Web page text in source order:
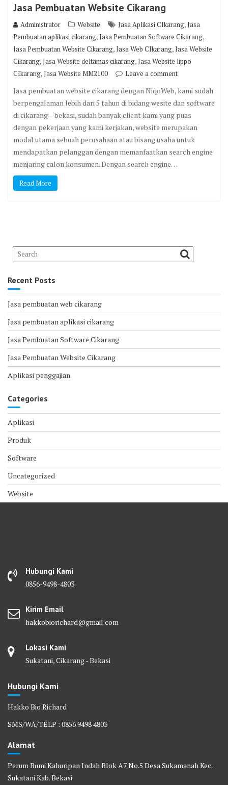
Jasa Pembuatan Website Cikarang
Administrator Website Jasa Aplikasi CIkarang,Jasa
Pembuatan aplikasi cikarang,Jasa Pembuatan Software Cikarang,
Jasa Pembuatan Website Cikarang,Jasa Web CIkarang,Jasa Website
Cikarang,Jasa Website deltamas cikarang,Jasa Website lippo
CIkarang,Jasa Website MM2100 Leave a comment
Jasa pembuatan website cikarang dengan NiqoWeb, kami sudah
berpengalaman lebih dari 5 tahun di bidang wesite dan software
di cikarang – bekasi, sudah banyak client kami yang puas
dengan pekerjaan yang kami kerjakan, website merupakan
modal utama sebuah perusahaan atau bisang usaha untuk
mendapatkan pelanggan dengan memanfaatkan search engine
menjaring calon konsumen. Dengan search engine…
Read More
Recent Posts
Jasa pembuatan web cikarang
Jasa pembuatan aplikasi cikarang
Jasa Pembuatan Software Cikarang
Jasa Pembuatan Website Cikarang
Aplikasi penggajian
Categories
Aplikasi
Produk
Software
Uncategorized
Website
Hubungi Kami
0856-9498-4803
Kirim Email
hakkobiorichard@gmail.com
Lokasi Kami
Sukatani, Cikarang - Bekasi
Hubungi Kami
Hakko Bio Richard
SMS/WA/TELP : 0856 9498 4803
Alamat
Perum Bumi Kahuripan Indah Blok A7 No.5 Desa Sukamanah Kec.
Sukatani Kab. Bekasi